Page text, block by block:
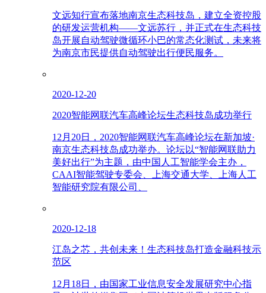
文远知行宣布落地南京生态科技岛，建立全资控股
的研发运营机构——文远苏行，并正式在生态科技
岛开展自动驾驶微循环小巴的常态化测试，未来将
为南京市民提供自动驾驶出行便民服务。
2020-12-20
2020智能网联汽车高峰论坛生态科技岛成功举行
12月20日，2020智能网联汽车高峰论坛在新加坡·
南京生态科技岛成功举办。论坛以“智能网联助力
美好出行”为主题，由中国人工智能学会主办，
CAAI智能驾驶专委会、上海交通大学、上海人工
智能研究院有限公司、
2020-12-18
江岛之芯，共创未来！生态科技岛打造金融科技示
范区
12月18日，由国家工业信息安全发展研究中心指